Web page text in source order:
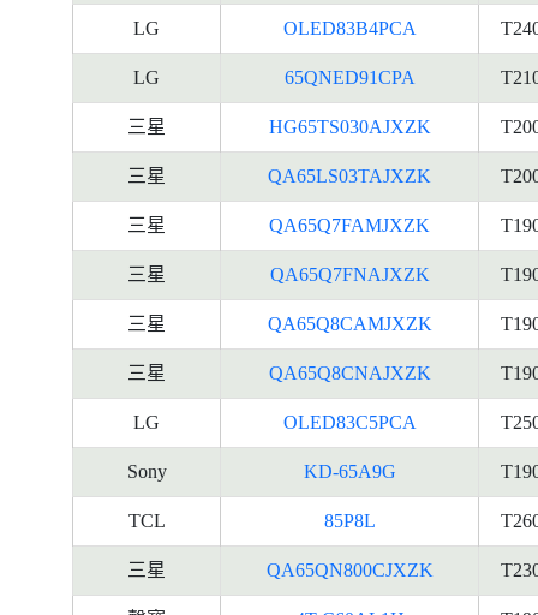
LG OLED83B4PCA
LG 65QNED91CPA
三星 HG65TS030AJXZK
三星 QA65LS03TAJXZK
三星 QA65Q7FAMJXZK
三星 QA65Q7FNAJXZK
三星 QA65Q8CAMJXZK
三星 QA65Q8CNAJXZK
LG OLED83C5PCA
Sony KD-65A9G
TCL 85P8L
三星 QA65QN800CJXZK